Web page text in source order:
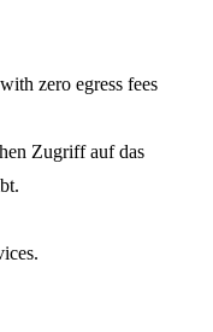
zero egress fees
Zugriff auf das